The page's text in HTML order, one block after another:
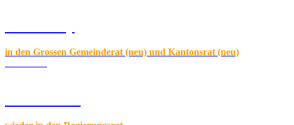
in den Grossen Gemeinderat (neu) und Kantonsrat (neu)